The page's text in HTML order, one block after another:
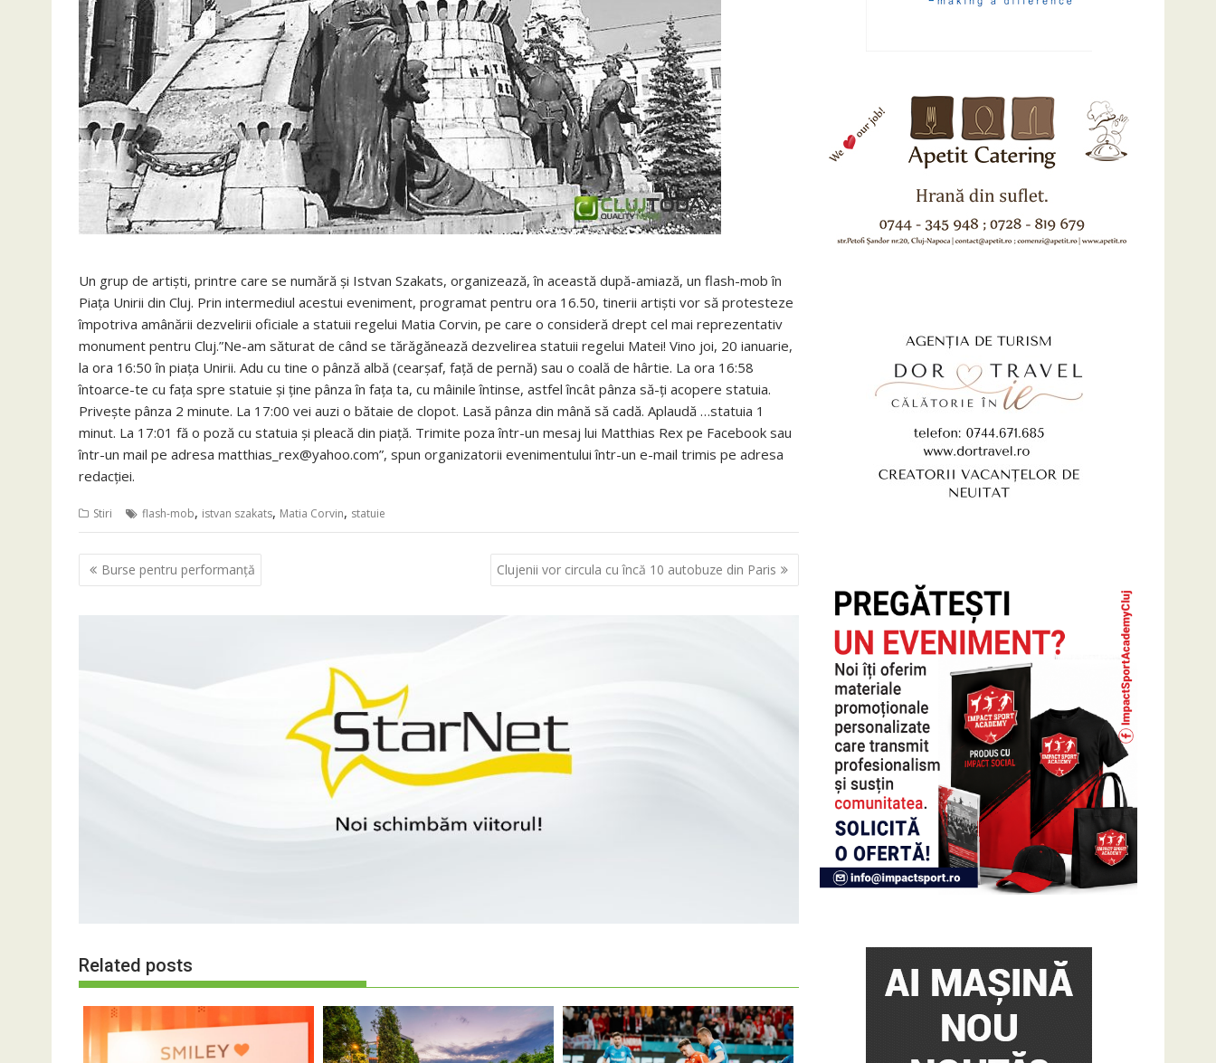
Un grup de artiști, printre care se numără și Istvan Szakats, organizează, în această după-amiază, un flash-mob în
Piața Unirii din Cluj. Prin intermediul acestui eveniment, programat pentru ora 16.50, tinerii artiști vor să protesteze
împotriva amânării dezvelirii oficiale a statuii regelui Matia Corvin, pe care o consideră drept cel mai reprezentativ
monument pentru Cluj.”Ne-am săturat de când se tărăgănează dezvelirea statuii regelui Matei! Vino joi, 20 ianuarie,
la ora 16:50 în piața Unirii. Adu cu tine o pânză albă (cearșaf, față de pernă) sau o coală de hârtie. La ora 16:58
întoarce-te cu fața spre statuie și ține pânza în fața ta, cu mâinile întinse, astfel încât pânza să-ți acopere statuia.
Privește pânza 2 minute. La 17:00 vei auzi o bătaie de clopot. Lasă pânza din mână să cadă. Aplaudă …statuia 1
minut. La 17:01 fă o poză cu statuia și pleacă din piață. Trimite poza într-un mesaj lui Matthias Rex pe Facebook sau
într-un mail pe adresa matthias_rex@yahoo.com”, spun organizatorii evenimentului într-un e-mail trimis pe adresa
redacției.
Stiri flash-mob, istvan szakats, Matia Corvin, statuie
Navigare
în
Burse pentru performanță Clujenii vor circula cu încă 10 autobuze din Paris
Related posts